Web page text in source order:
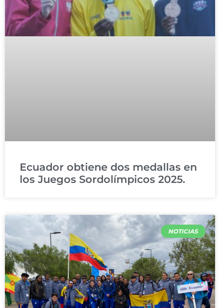
Ecuador obtiene dos medallas en
los Juegos Sordolímpicos 2025.
NOTICIAS